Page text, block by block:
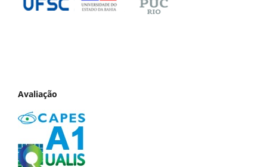
Avaliação